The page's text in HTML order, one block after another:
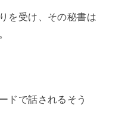
を受け、その秘書は
ドで話されるそう